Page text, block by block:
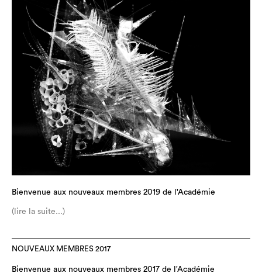
Bienvenue aux nouveaux membres 2019 de l'Académie
(lire la suite...)
NOUVEAUX MEMBRES 2017
Bienvenue aux nouveaux membres 2017 de l'Académie